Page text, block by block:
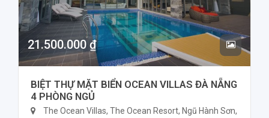
21.500.000 ₫
BIỆT THỰ MẶT BIỂN OCEAN VILLAS ĐÀ NẴNG
4 PHÒNG NGỦ
The Ocean Villas, The Ocean Resort, Ngũ Hành Sơn,